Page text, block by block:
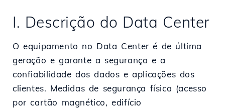
I. Descrição do Data Center
O equipamento no Data Center é de última
geração e garante a segurança e a
confiabilidade dos dados e aplicações dos
clientes. Medidas de segurança física (acesso
por cartão magnético, edifício